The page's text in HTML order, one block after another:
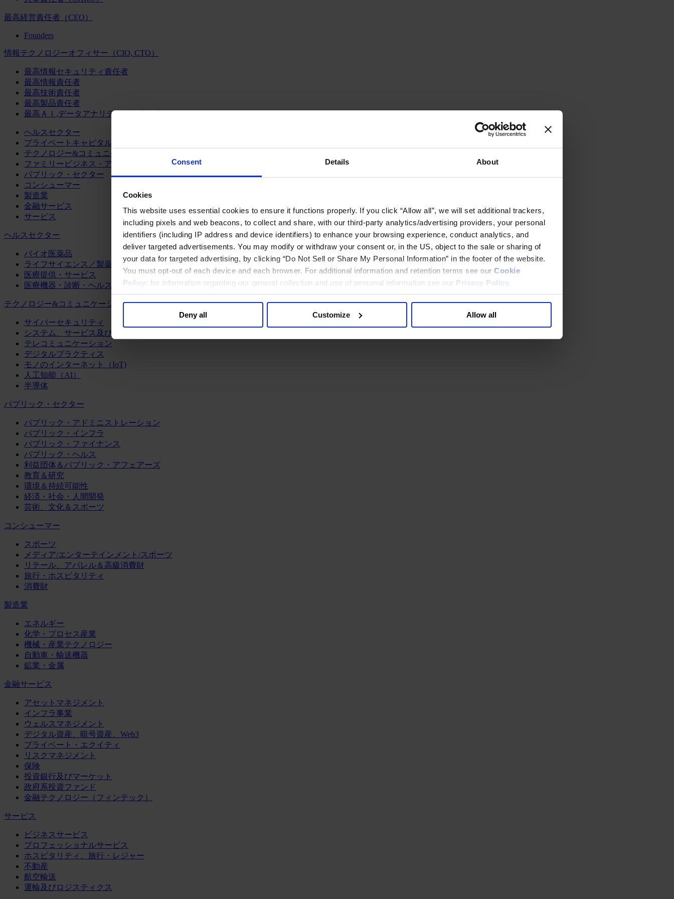
Consent Details About
Cookies
This website uses essential cookies to ensure it functions properly. If you click “Allow all”, we will set additional trackers,
including pixels and web beacons, to collect and share, with our third-party analytics/advertising providers, your personal
identifiers (including IP address and device identifiers) to enhance your browsing experience, conduct analytics, and
deliver targeted advertisements. You may modify or withdraw your consent or, in the US, object to the sale or sharing of
your data for targeted advertising, by clicking “Do Not Sell or Share My Personal Information” in the footer of the website.
You must opt-out of each device and each browser. For additional information and retention terms see our Cookie
Policy; for information regarding our general collection and use of personal information see our Privacy Policy
Deny all Customize Allow all
最高経営責任者（CEO）
Founders
情報テクノロジーオフィサー（CIO, CTO）
最高情報セキュリティ責任者
最高情報責任者
最高技術責任者
最高製品責任者
最高ＡＩ,データアナリティクス責任者
ヘルスセクター
プライベートキャピタル
テクノロジー&コミュニケーション
ファミリービジネス・アドバイザリー
パブリック・セクター
コンシューマー
製造業
金融サービス
サービス
ヘルスセクター
バイオ医薬品
ライフサイエンス／製薬
医療提供・サービス
医療機器・診断・ヘルスケアテクノロジー
テクノロジー&コミュニケーション
サイバーセキュリティ
システム、サービス及びソフトウェア
テレコミュニケーション
デジタルプラクティス
モノのインターネット（IoT)
人工知能（AI）
半導体
パブリック・セクター
パブリック・アドミニストレーション
パブリック・インフラ
パブリック・ファイナンス
パブリック・ヘルス
利益団体＆パブリック・アフェアーズ
教育＆研究
環境＆持続可能性
経済・社会・人間開発
芸術、文化＆スポーツ
コンシューマー
スポーツ
メディア/エンターテインメント/スポーツ
リテール、アパレル＆高級消費財
旅行・ホスピタリティ
消費財
製造業
エネルギー
化学・プロセス産業
機械・産業テクノロジー
自動車・輸送機器
鉱業・金属
金融サービス
アセットマネジメント
インフラ事業
ウェルスマネジメント
デジタル資産、暗号資産、Web3
プライベート・エクイティ
リスクマネジメント
保険
投資銀行及びマーケット
政府系投資ファンド
金融テクノロジー（フィンテック）
サービス
ビジネスサービス
プロフェッショナルサービス
ホスピタリティ、旅行・レジャー
不動産
航空輸送
運輸及びロジスティクス